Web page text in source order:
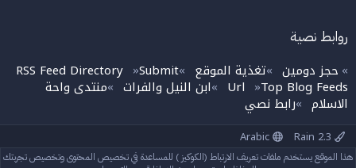
روابط نصية
» حجز دومين »تغذية الموقع »
RSS Feed Directory »Submit
Url »Top Blog Feeds
»ابن النيل والفرات »منتدى واحة
الاسلام »رابط نصي
Arabic
إتصل بنا الشروط والقوانين سياسة الخصوصية مساعدة الرئيسية R
هذا الموقع يستخدم ملفات تعريف الارتباط (الكوكيز ) للمساعدة في تخصيص المحتوى وتخصيص تجربتك